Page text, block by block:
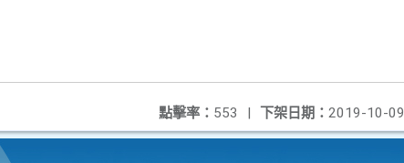
下架日期： 2019-10-09
點擊率： 553 |